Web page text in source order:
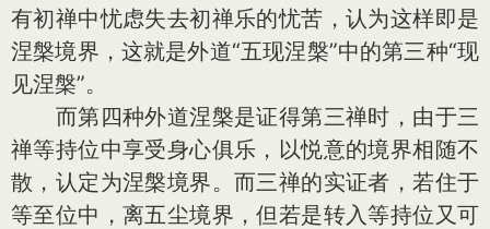
有初禅中忧虑失去初禅乐的忧苦，认为这样即是
涅槃境界，这就是外道“五现涅槃”中的第三种“现
见涅槃”。
而第四种外道涅槃是证得第三禅时，由于三
禅等持位中享受身心俱乐，以悦意的境界相随不
散，认定为涅槃境界。而三禅的实证者，若住于
等至位中，离五尘境界，但若是转入等持位又可